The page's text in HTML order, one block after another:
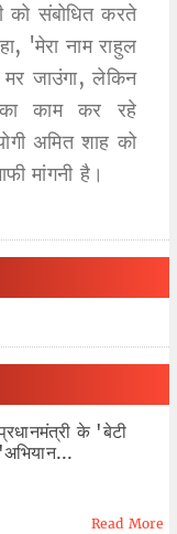
को संबोधित करते
'मेरा नाम राहुल
जाउंगा, लेकिन
का काम कर रहे
अमित शाह को
मांगनी है।
के 'बेटी
Read More